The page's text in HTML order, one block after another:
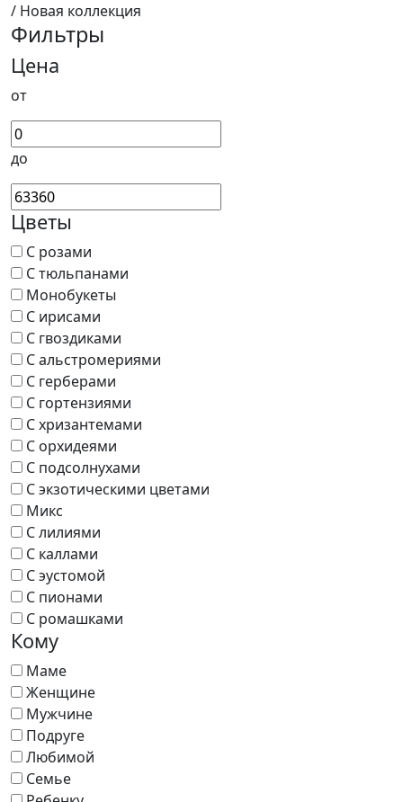
/ Новая коллекция
Фильтры
Цена
от
до
Цветы
С розами
С тюльпанами
Монобукеты
С ирисами
С гвоздиками
С альстромериями
С герберами
С гортензиями
С хризантемами
С орхидеями
С подсолнухами
С экзотическими цветами
Микс
С лилиями
С каллами
С эустомой
С пионами
С ромашками
Кому
Маме
Женщине
Мужчине
Подруге
Любимой
Семье